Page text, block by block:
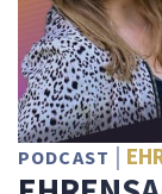
PODCAST